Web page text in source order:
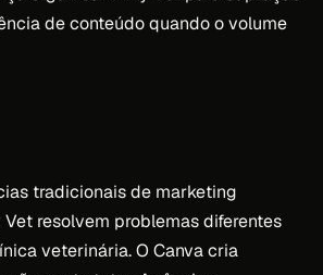
de conteúdo quando o volume
tradicionais de marketing
resolvem problemas diferentes
veterinária. O Canva cria